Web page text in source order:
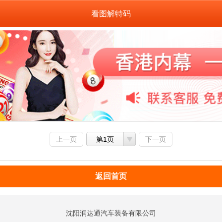
看图解特码
上一页 第1页 下一页
返回首页
沈阳润达通汽车装备有限公司